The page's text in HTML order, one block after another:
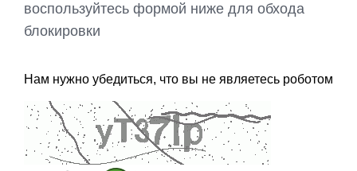
воспользуйтесь формой ниже для обхода
блокировки
Нам нужно убедиться, что вы не являетесь роботом